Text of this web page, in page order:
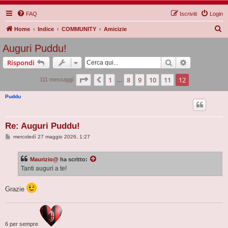
FAQ Login
Iscriviti
Home Indice COMMUNITY Amicizie
Auguri Puddu!
Rispondi Cerca
111 messaggi Pagina 12di12
Precedente
1 8 9 10 11 12
Puddu
Re: Auguri Puddu!
Mmercoledì 27 maggio 2026, 1:27
Maurizio@ ha scritto:
Tanti auguri a te!
Grazie
6 per sempre